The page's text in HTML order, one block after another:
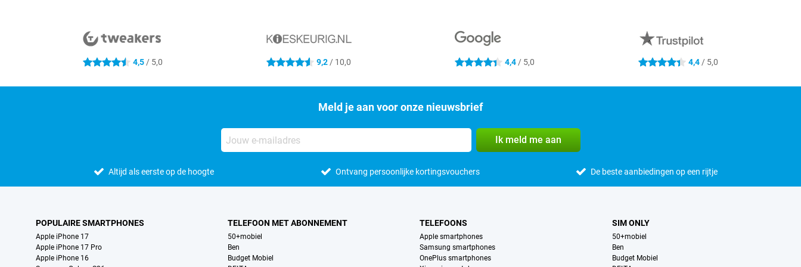
4.5 sterren 4,5/ 5,0 4.6 sterren 9,2/ 10,0 4.4 sterren 4,4 / 5,0 4.4 sterren 4,4 / 5,0
Meld je aan voor onze nieuwsbrief
Ik meld me aan
Altijd als eerste op de hoogte Ontvang persoonlijke kortingsvouchers De beste aanbiedingen op een rijtje
POPULAIRE SMARTPHONES
Apple iPhone 17
Apple iPhone 17 Pro
Apple iPhone 16
TELEFOON MET ABONNEMENT
50+mobiel
Ben
Budget Mobiel
TELEFOONS
Apple smartphones
Samsung smartphones
OnePlus smartphones
SIM ONLY
50+mobiel
Ben
Budget Mobiel